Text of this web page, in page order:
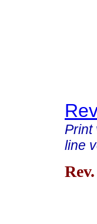
Print
line
Rev.